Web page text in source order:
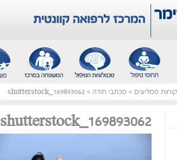
ממליצים > מכתבי תודה >
shutterstock_169893062
shutterstock_169893062